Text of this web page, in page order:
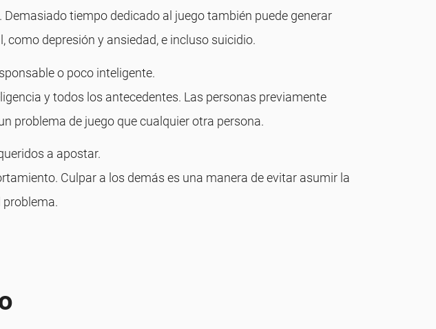
tiempo dedicado al juego también puede generar
como depresión y ansiedad, e incluso suicidio.
o poco inteligente.
y todos los antecedentes. Las personas previamente
problema de juego que cualquier otra persona.
a apostar.
Culpar a los demás es una manera de evitar asumir la
problema.